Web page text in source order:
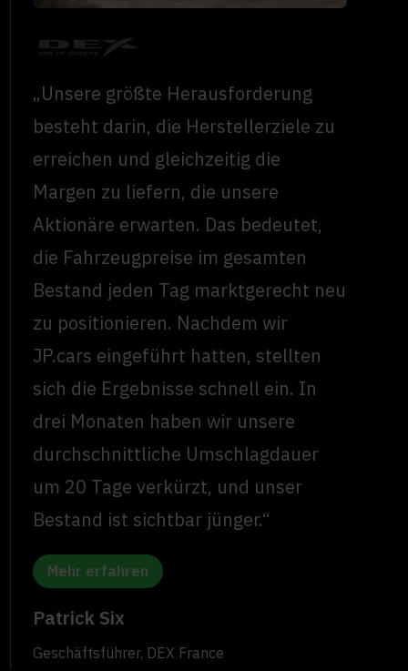
„Unsere größte Herausforderung
besteht darin, die Herstellerziele zu
erreichen und gleichzeitig die
Margen zu liefern, die unsere
Aktionäre erwarten. Das bedeutet,
die Fahrzeugpreise im gesamten
Bestand jeden Tag marktgerecht neu
zu positionieren. Nachdem wir
JP.cars eingeführt hatten, stellten
sich die Ergebnisse schnell ein. In
drei Monaten haben wir unsere
durchschnittliche Umschlagdauer
um 20 Tage verkürzt, und unser
Bestand ist sichtbar jünger.“
Mehr erfahren
Patrick Six
Geschäftsführer, DEX France